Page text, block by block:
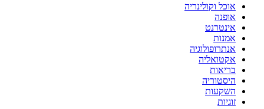
אוכל וקולינריה
אופנה
אינטרנט
אמנות
אנתרופולוגיה
אקטואליה
בריאות
היסטוריה
השקעות
זוגיות